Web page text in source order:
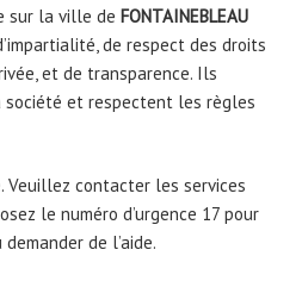
sur la ville de FONTAINEBLEAU
de respect des droits
et de transparence. Ils
et respectent les règles
Veuillez contacter les services
le numéro d’urgence 17 pour
de l’aide.